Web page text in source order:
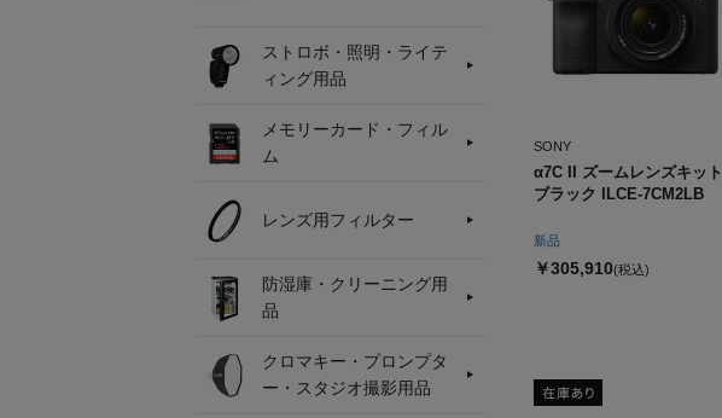
ストロボ・照明・ライテ
ィング用品
メモリーカード・フィル
ム
レンズ用フィルター
防湿庫・クリーニング用
品
クロマキー・プロンプタ
ー・スタジオ撮影用品
新品
SONY
α7C II ズームレンズキット
ブラック ILCE-7CM2LB
￥305,910(税込)